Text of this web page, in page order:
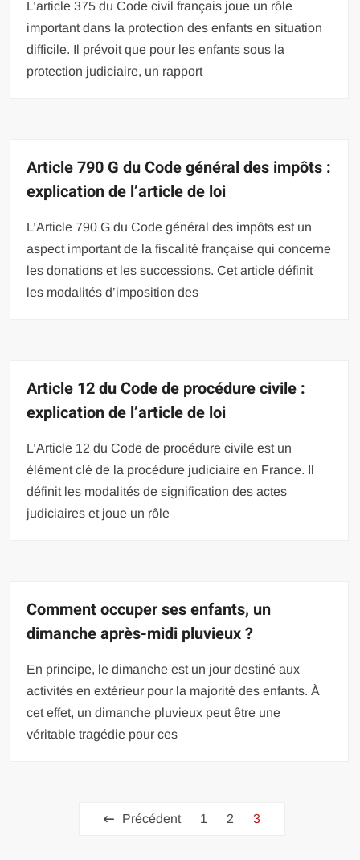
L’article 375 du Code civil français joue un rôle
important dans la protection des enfants en situation
difficile. Il prévoit que pour les enfants sous la
protection judiciaire, un rapport
Article 790 G du Code général des impôts :
explication de l’article de loi
L’Article 790 G du Code général des impôts est un
aspect important de la fiscalité française qui concerne
les donations et les successions. Cet article définit
les modalités d’imposition des
Article 12 du Code de procédure civile :
explication de l’article de loi
L’Article 12 du Code de procédure civile est un
élément clé de la procédure judiciaire en France. Il
définit les modalités de signification des actes
judiciaires et joue un rôle
Comment occuper ses enfants, un
dimanche après-midi pluvieux ?
En principe, le dimanche est un jour destiné aux
activités en extérieur pour la majorité des enfants. À
cet effet, un dimanche pluvieux peut être une
véritable tragédie pour ces
Pagination Précédent 1 2 3